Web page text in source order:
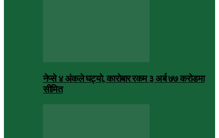
नेप्से ४ अंकले घट्यो, कारोबार रकम ३ अर्ब ७७ करोडमा
सीमित